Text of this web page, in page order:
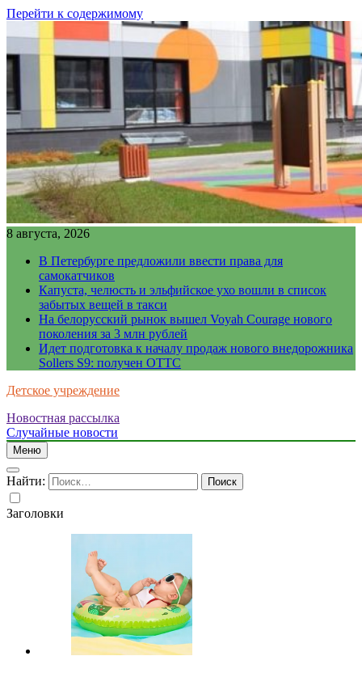
Перейти к содержимому
8 августа, 2026
В Петербурге предложили ввести права для
самокатчиков
Капуста, челюсть и эльфийское ухо вошли в список
забытых вещей в такси
На белорусский рынок вышел Voyah Courage нового
поколения за 3 млн рублей
Идет подготовка к началу продаж нового внедорожника
Sollers S9: получен ОТТС
Детское учреждение
Новостная рассылка
Случайные новости
Меню
Найти:
Заголовки